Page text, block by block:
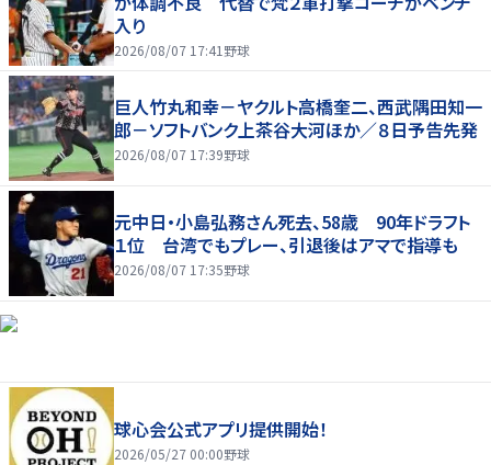
入り
2026/08/07 17:41野球
巨人竹丸和幸－ヤクルト高橋奎二、西武隅田知一
郎－ソフトバンク上茶谷大河ほか／８日予告先発
2026/08/07 17:39野球
元中日・小島弘務さん死去、58歳 90年ドラフト
１位 台湾でもプレー、引退後はアマで指導も
2026/08/07 17:35野球
球心会公式アプリ提供開始！
2026/05/27 00:00野球